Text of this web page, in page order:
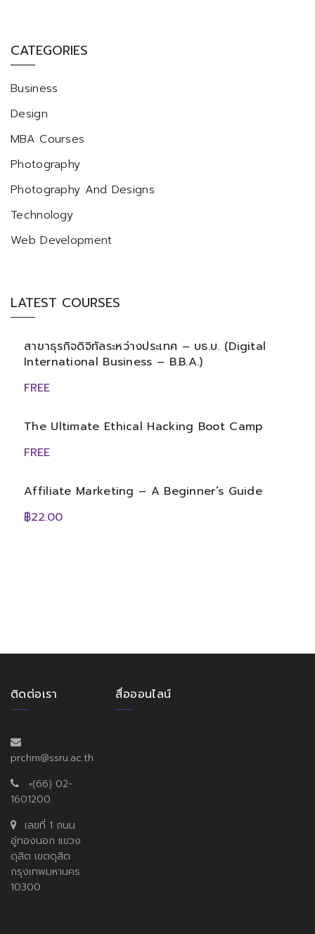
CATEGORIES
Business
Design
MBA Courses
Photography
Photography And Designs
Technology
Web Development
LATEST COURSES
สาขาธุรกิจดิจิทัลระหว่างประเทศ – บธ.บ. (Digital
International Business – B.B.A.)
FREE
The Ultimate Ethical Hacking Boot Camp
FREE
Affiliate Marketing – A Beginner’s Guide
฿22.00
ติดต่อเรา
prchm@ssru.ac.th
+(66) 02-
1601200
เลขที่ 1 ถนน
อู่ทองนอก แขวง
ดุสิต เขตดุสิต
กรุงเทพมหานคร
10300
สื่อออนไลน์